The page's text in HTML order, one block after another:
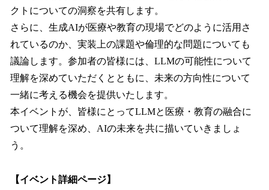
クトについての洞察を共有します。
さらに、生成AIが医療や教育の現場でどのように活用さ
れているのか、実装上の課題や倫理的な問題についても
議論します。参加者の皆様には、LLMの可能性について
理解を深めていただくとともに、未来の方向性について
一緒に考える機会を提供いたします。
本イベントが、皆様にとってLLMと医療・教育の融合に
ついて理解を深め、AIの未来を共に描いていきましょ
う。
【イベント詳細ページ】